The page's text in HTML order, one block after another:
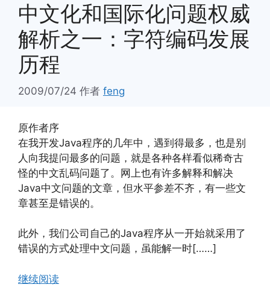
中文化和国际化问题权威
解析之一：字符编码发展
历程
2009/07/24 作者 feng
原作者序
在我开发Java程序的几年中，遇到得最多，也是别
人向我提问最多的问题，就是各种各样看似稀奇古
怪的中文乱码问题了。网上也有许多解释和解决
Java中文问题的文章，但水平参差不齐，有一些文
章甚至是错误的。
此外，我们公司自己的Java程序从一开始就采用了
错误的方式处理中文问题，虽能解一时[……]
继续阅读